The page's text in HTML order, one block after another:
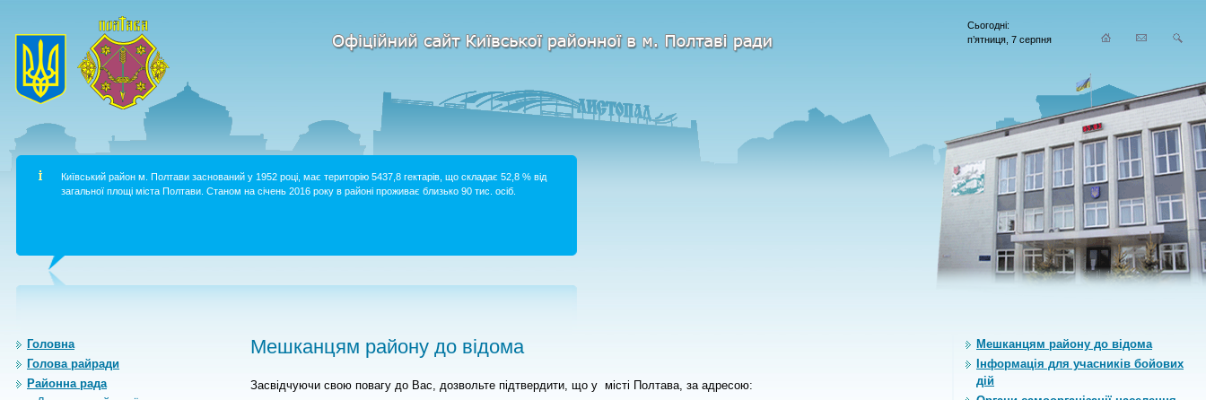
Київський район м. Полтави заснований у 1952 році, має територію 5437,8 гектарів, що складає 52,8 % від
загальної площі міста Полтави. Станом на січень 2016 року в районі проживає близько 90 тис. осіб.
Сьогодні:
п’ятниця, 7 серпня
Головна
Голова райради
Районна рада
Мешканцям району до відома
Засвідчуючи свою повагу до Вас, дозвольте підтвердити, що у місті Полтава, за адресою:
Мешканцям району до відома
Інформація для учасників бойових
дій